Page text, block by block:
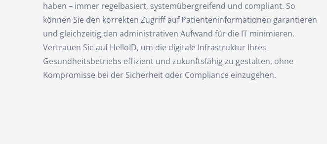
haben – immer regelbasiert, systemübergreifend und compliant. So
können Sie den korrekten Zugriff auf Patienteninformationen garantieren
und gleichzeitig den administrativen Aufwand für die IT minimieren.
Vertrauen Sie auf HelloID, um die digitale Infrastruktur Ihres
Gesundheitsbetriebs effizient und zukunftsfähig zu gestalten, ohne
Kompromisse bei der Sicherheit oder Compliance einzugehen.